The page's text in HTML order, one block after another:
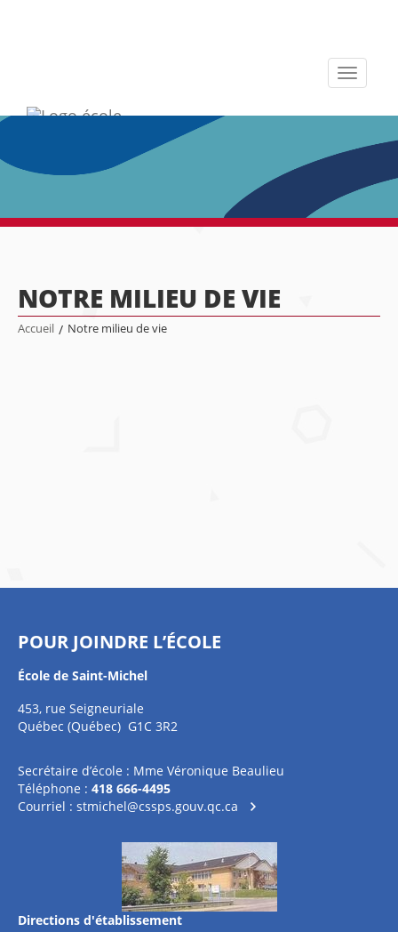
Toggle
NOTRE MILIEU DE VIE
Accueil / Notre milieu de vie
POUR JOINDRE L’ÉCOLE
École de Saint-Michel
453, rue Seigneuriale
Québec (Québec) G1C 3R2
Secrétaire d’école : Mme Véronique Beaulieu
Téléphone : 418 666-4495
Courriel : stmichel@cssps.gouv.qc.ca
Directions d'établissement